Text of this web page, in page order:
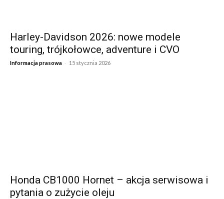
Harley-Davidson 2026: nowe modele
touring, trójkołowce, adventure i CVO
Informacja prasowa - 15 stycznia 2026
Honda CB1000 Hornet – akcja serwisowa i
pytania o zużycie oleju